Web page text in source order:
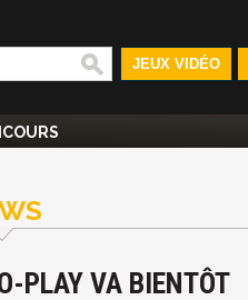
JEUX VIDÉO
PLAY VA BIENTÔT